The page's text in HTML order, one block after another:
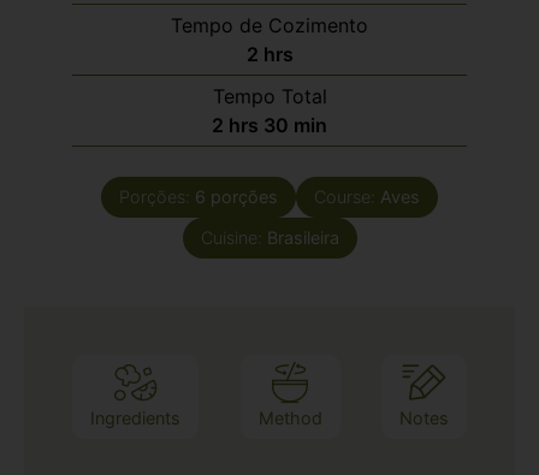
Tempo de Cozimento
2 hrs
Tempo Total
2 hrs 30 min
Porções: 6 porções Course: Aves
Cuisine: Brasileira
Ingredients Method Notes